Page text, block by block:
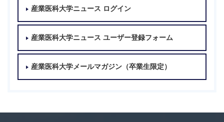
産業医科大学ニュース ログイン
産業医科大学ニュース ユーザー登録フォーム
産業医科大学メールマガジン（卒業生限定）